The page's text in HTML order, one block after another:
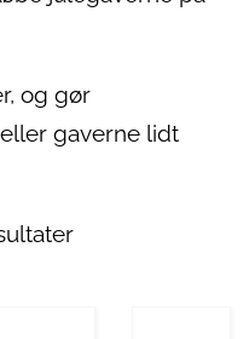
og gør
gaverne lidt